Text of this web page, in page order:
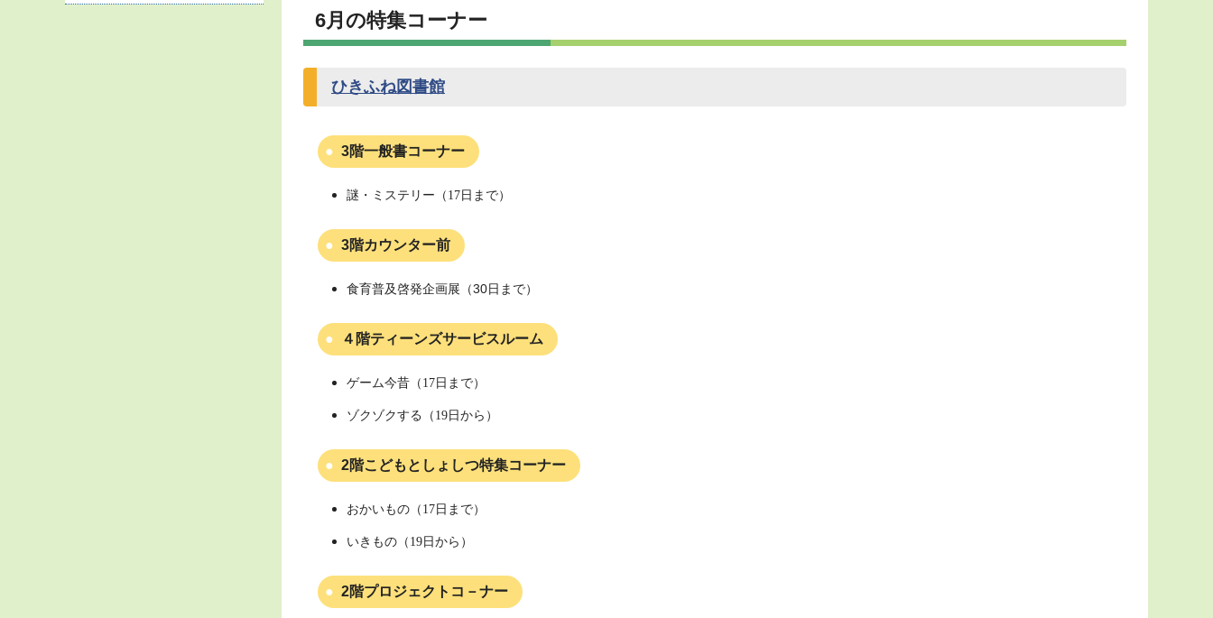
6月の特集コーナー
ひきふね図書館
3階一般書コーナー
謎・ミステリー（17日まで）
3階カウンター前
食育普及啓発企画展（30日まで）
４階ティーンズサービスルーム
ゲーム今昔 （17日まで）
ゾクゾクする（19日から）
2階こどもとしょしつ特集コーナー
おかいもの（17日まで）
いきもの（19日から）
2階プロジェクトコ－ナー